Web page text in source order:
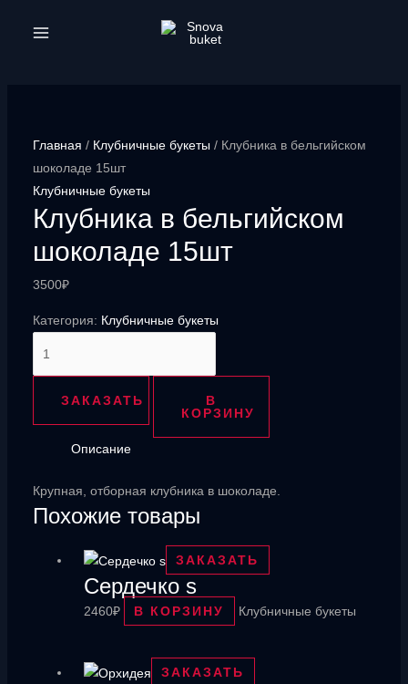
Главная / Клубничные букеты / Клубника в бельгийском
шоколаде 15шт
Клубничные букеты
Клубника в бельгийском
шоколаде 15шт
3500₽
Категория: Клубничные букеты
шоколаде
ЗАКАЗАТЬ
В
КОРЗИНУ
Описание
Крупная, отборная клубника в шоколаде.
Похожие товары
ЗАКАЗАТЬ
Сердечко s
2460₽ В КОРЗИНУ Клубничные букеты
ЗАКАЗАТЬ